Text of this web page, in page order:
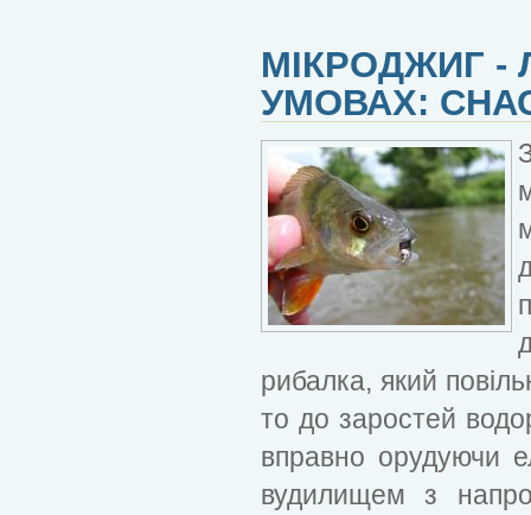
МІКРОДЖИГ -
УМОВАХ:
рибалка, який
то до заростей
вправно орудуючи
вудилищем з